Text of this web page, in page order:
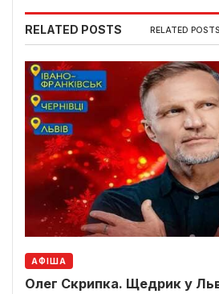
RELATED POSTS RELATED POSTS
АФІША
Олег Скрипка. Щедрик у